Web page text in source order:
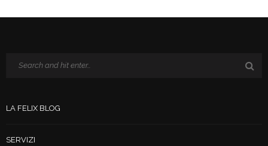
LA FELIX BLOG
SERVIZI